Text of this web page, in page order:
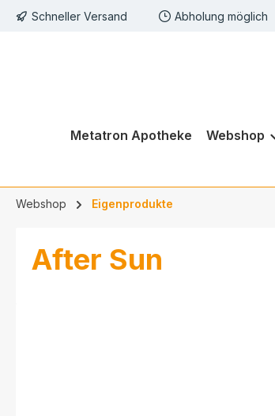
Zur Hauptnavigation springen
Schneller Versand Abholung möglich
Metatron Apotheke Webshop
Webshop Eigenprodukte
After Sun